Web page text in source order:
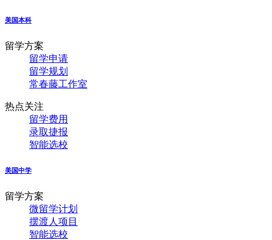
美国本科
留学方案
留学申请
留学规划
常春藤工作室
热点关注
留学费用
录取捷报
智能选校
美国中学
留学方案
微留学计划
摆渡人项目
智能选校